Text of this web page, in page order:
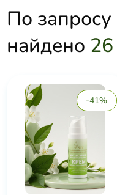
По запросу
найдено 26
-41%